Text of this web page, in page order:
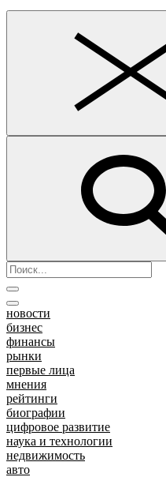
новости
бизнес
финансы
рынки
первые лица
мнения
рейтинги
биографии
цифровое развитие
наука и технологии
недвижимость
авто